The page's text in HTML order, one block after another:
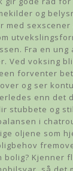
og
med
Fra en ung
Ved voksing
forventer
og ser
enn det
stubbete og
i
oljene som
bolig? Kjenner